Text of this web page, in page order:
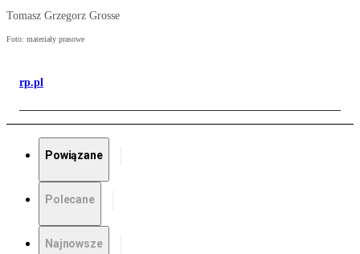
Tomasz Grzegorz Grosse
Foto: materiały prasowe
rp.pl
Powiązane
Polecane
Najnowsze